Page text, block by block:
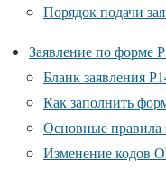
Порядок подачи
Заявление по форме
Бланк заявления
Как заполнить
Основные правила
Изменение кодов